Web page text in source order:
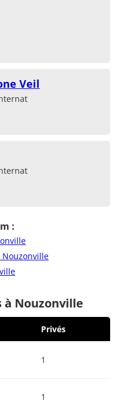
Veil
:
Nouzonville
à Nouzonville
Privés
1
1